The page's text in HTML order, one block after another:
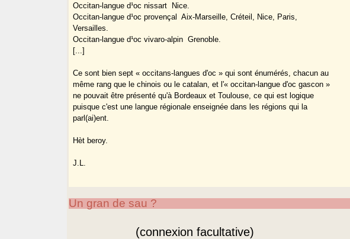
Occitan-langue d¹oc nissart ­ Nice.
Occitan-langue d¹oc provençal ­ Aix-Marseille, Créteil, Nice, Paris,
Versailles.
Occitan-langue d¹oc vivaro-alpin ­ Grenoble.
[...]
Ce sont bien sept « occitans-langues d'oc » qui sont énumérés, chacun au
même rang que le chinois ou le catalan, et l'« occitan-langue d'oc gascon »
ne pouvait être présenté qu'à Bordeaux et Toulouse, ce qui est logique
puisque c'est une langue régionale enseignée dans les régions qui la
parl(ai)ent.
Hèt beroy.
J.L.
Un gran de sau ?
(connexion facultative)